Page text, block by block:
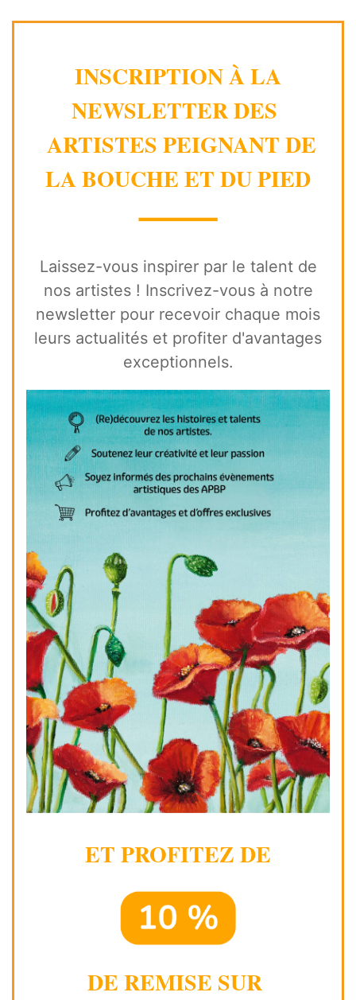
INSCRIPTION À LA
NEWSLETTER DES
ARTISTES PEIGNANT DE
LA BOUCHE ET DU PIED
⸻
Laissez-vous inspirer par le talent de
nos artistes ! Inscrivez-vous à notre
newsletter pour recevoir chaque mois
leurs actualités et profiter d'avantages
exceptionnels.
ET PROFITEZ DE
DE REMISE SUR